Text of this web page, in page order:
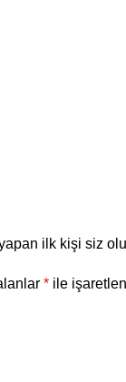
ilk kişi siz
* ile